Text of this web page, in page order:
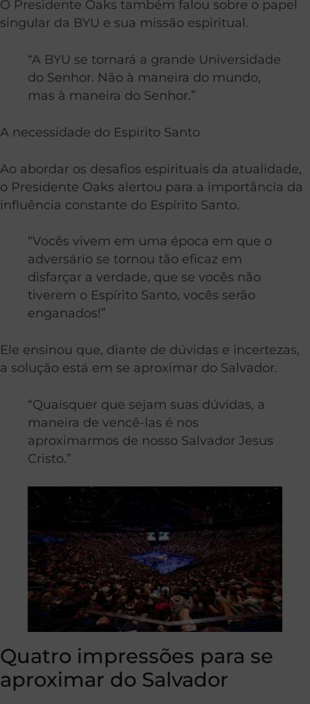
O Presidente Oaks também falou sobre o papel
singular da BYU e sua missão espiritual.
“A BYU se tornará a grande Universidade
do Senhor. Não à maneira do mundo,
mas à maneira do Senhor.”
A necessidade do Espírito Santo
Ao abordar os desafios espirituais da atualidade,
o Presidente Oaks alertou para a importância da
influência constante do Espírito Santo.
“Vocês vivem em uma época em que o
adversário se tornou tão eficaz em
disfarçar a verdade, que se vocês não
tiverem o Espírito Santo, vocês serão
enganados!”
Ele ensinou que, diante de dúvidas e incertezas,
a solução está em se aproximar do Salvador.
“Quaisquer que sejam suas dúvidas, a
maneira de vencê-las é nos
aproximarmos de nosso Salvador Jesus
Cristo.”
Quatro impressões para se
aproximar do Salvador